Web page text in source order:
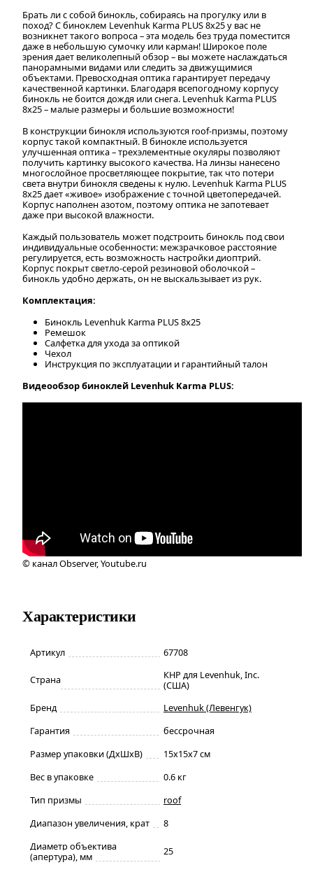
Брать ли с собой бинокль, собираясь на прогулку или в
поход? С биноклем Levenhuk Karma PLUS 8x25 у вас не
возникнет такого вопроса – эта модель без труда поместится
даже в небольшую сумочку или карман! Широкое поле
зрения дает великолепный обзор – вы можете наслаждаться
панорамными видами или следить за движущимися
объектами. Превосходная оптика гарантирует передачу
качественной картинки. Благодаря всепогодному корпусу
бинокль не боится дождя или снега. Levenhuk Karma PLUS
8x25 – малые размеры и большие возможности!
В конструкции бинокля используются roof-призмы, поэтому
корпус такой компактный. В бинокле используется
улучшенная оптика – трехэлементные окуляры позволяют
получить картинку высокого качества. На линзы нанесено
многослойное просветляющее покрытие, так что потери
света внутри бинокля сведены к нулю. Levenhuk Karma PLUS
8x25 дает «живое» изображение с точной цветопередачей.
Корпус наполнен азотом, поэтому оптика не запотевает
даже при высокой влажности.
Каждый пользователь может подстроить бинокль под свои
индивидуальные особенности: межзрачковое расстояние
регулируется, есть возможность настройки диоптрий.
Корпус покрыт светло-серой резиновой оболочкой –
бинокль удобно держать, он не выскальзывает из рук.
Комплектация:
Бинокль Levenhuk Karma PLUS 8x25
Ремешок
Салфетка для ухода за оптикой
Чехол
Инструкция по эксплуатации и гарантийный талон
Видеообзор биноклей Levenhuk Karma PLUS:
© канал Observer, Youtube.ru
Характеристики
Артикул 67708
Страна
КНР для Levenhuk, Inc.
(США)
Бренд
Levenhuk (Левенгук)
Гарантия
бессрочная
Размер упаковки (ДxШxВ)
15x15x7 см
Вес в упаковке
0.6 кг
Тип призмы
roof
Диапазон увеличения, крат
8
Диаметр объектива
(апертура), мм
25